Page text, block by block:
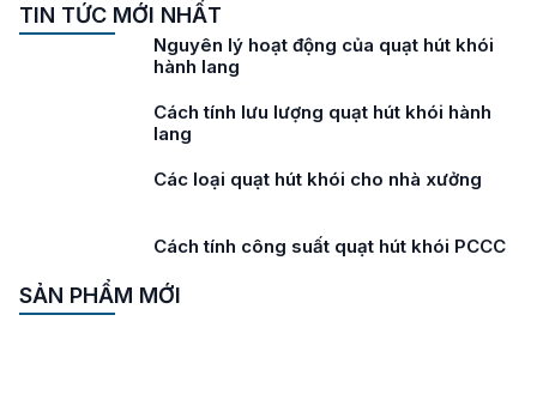
TIN TỨC MỚI NHẤT
Nguyên lý hoạt động của quạt hút khói
hành lang
Cách tính lưu lượng quạt hút khói hành
lang
Các loại quạt hút khói cho nhà xưởng
Cách tính công suất quạt hút khói PCCC
SẢN PHẨM MỚI